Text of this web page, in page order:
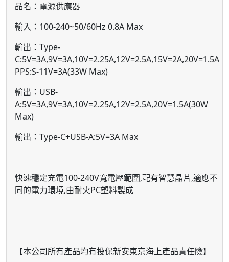
品名：電源供應器
輸入：100-240~50/60Hz 0.8A Max
輸出：Type-
C:5V=3A,9V=3A,10V=2.25A,12V=2.5A,15V=2A,20V=1.5A
PPS:S-11V=3A(33W Max)
輸出：USB-
A:5V=3A,9V=3A,10V=2.25A,12V=2.5A,20V=1.5A(30W
Max)
輸出：Type-C+USB-A:5V=3A Max
快速穩定充電100-240V寬電壓範圍,配有智慧晶片,適應不
同的電力環境,由耐火PC塑料製成
【本公司所有產品均有投保新安東京海上產品責任險】